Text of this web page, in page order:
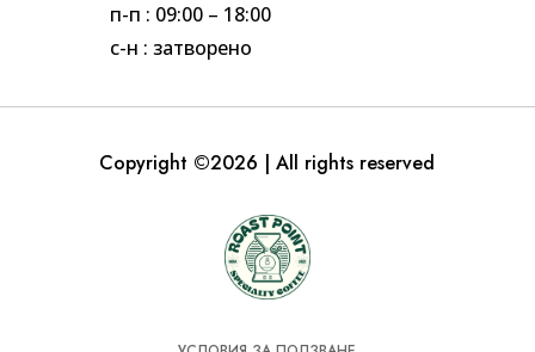
п-п : 09:00 – 18:00
с-н : затворено
Copyright ©2026 | All rights reserved